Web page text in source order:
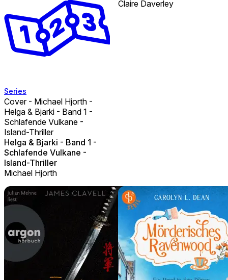
Series
Cover - Michael Hjorth -
Helga & Bjarki - Band 1 -
Schlafende Vulkane -
Island-Thriller
Helga & Bjarki - Band 1 -
Schlafende Vulkane -
Island-Thriller
Michael Hjorth
Claire Daverley